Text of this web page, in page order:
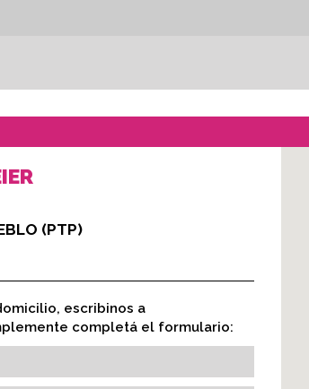
(PTP)
escribinos a
completá el formulario: